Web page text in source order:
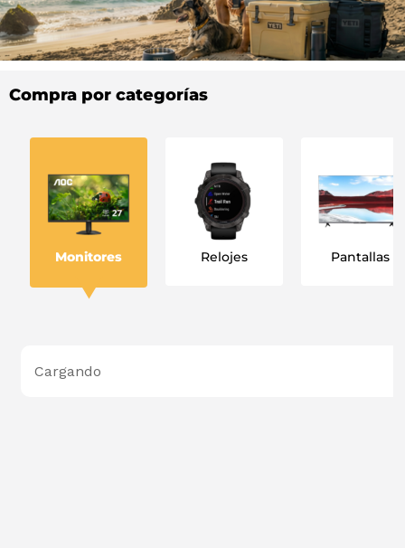
Compra por categorías
Monitores Relojes Pantallas
Cargando